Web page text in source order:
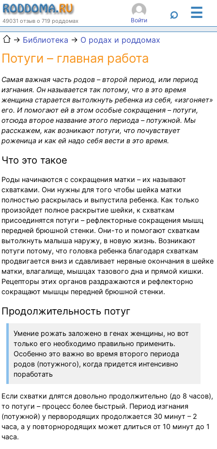
49031 отзыв о 719 роддомах Войти ⌕ ☰
→ Библиотека → О родах и роддомах
Потуги – главная работа
Самая важная часть родов – второй период, или период
изгнания. Он называется так потому, что в это время
женщина старается вытолкнуть ребенка из себя, «изгоняет»
его. И помогают ей в этом особые сокращения – потуги,
отсюда второе название этого периода – потужной. Мы
расскажем, как возникают потуги, что почувствует
роженица и как ей надо себя вести в это время.
Что это такое
Роды начинаются с сокращения матки – их называют
схватками. Они нужны для того чтобы шейка матки
полностью раскрылась и выпустила ребенка. Как только
произойдет полное раскрытие шейки, к схваткам
присоединятся потуги – рефлекторные сокращения мышц
передней брюшной стенки. Они-то и помогают схваткам
вытолкнуть малыша наружу, в новую жизнь. Возникают
потуги потому, что головка ребенка благодаря схваткам
продвигается вниз и сдавливает нервные окончания в шейке
матки, влагалище, мышцах тазового дна и прямой кишки.
Рецепторы этих органов раздражаются и рефлекторно
сокращают мышцы передней брюшной стенки.
Продолжительность потуг
Умение рожать заложено в генах женщины, но вот
только его необходимо правильно применить.
Особенно это важно во время второго периода
родов (потужного), когда придется интенсивно
поработать
Если схватки длятся довольно продолжительно (до 8 часов),
то потуги – процесс более быстрый. Период изгнания
(потужной) у первородящих продолжается 30 минут – 2
часа, а у повторнородящих может длиться от 10 минут до 1
часа.